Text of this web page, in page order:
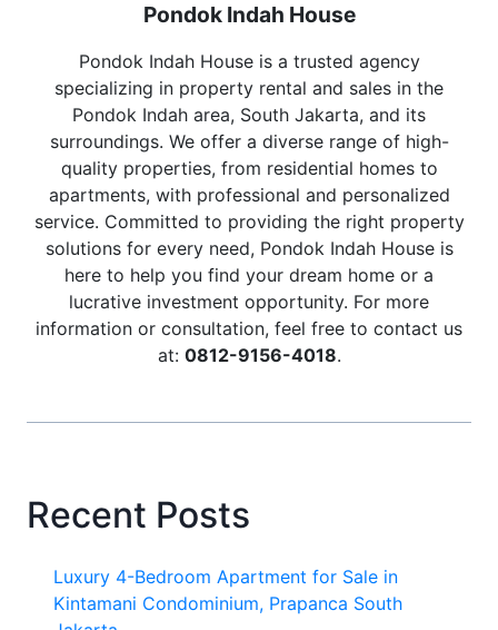
Pondok Indah House
Pondok Indah House is a trusted agency
specializing in property rental and sales in the
Pondok Indah area, South Jakarta, and its
surroundings. We offer a diverse range of high-
quality properties, from residential homes to
apartments, with professional and personalized
service. Committed to providing the right property
solutions for every need, Pondok Indah House is
here to help you find your dream home or a
lucrative investment opportunity. For more
information or consultation, feel free to contact us
at: 0812-9156-4018.
Recent Posts
Luxury 4-Bedroom Apartment for Sale in
Kintamani Condominium, Prapanca South